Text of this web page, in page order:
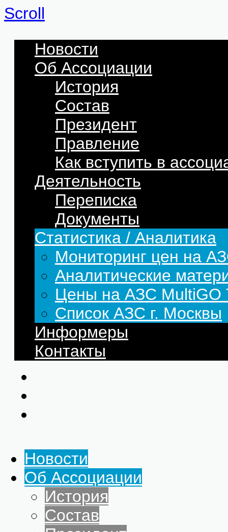
Scroll
Новости
Об Ассоциации
История
Состав
Президент
Правление
Как вступить в
Деятельность
Переписка
Документы
Статистика / Аналитика
Мониторинг цен на
Аналитические
Цены на АЗС
Список АЗС г. Москвы
Информеры
Контакты
Новости
Об Ассоциации
История
Состав